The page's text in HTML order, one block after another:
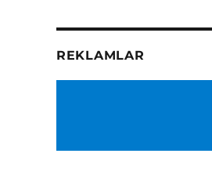
REKLAMLAR